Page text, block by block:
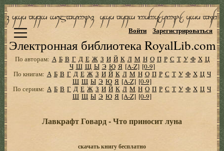
Электронная библиотека RoyalLib.com
Войти Зарегистрироваться
По авторам: А Б В Г Д Е Ж З И Й К Л М Н О П Р С Т У Ф Х Ц
Ч Ш Щ Ы Э Ю Я [A-Z] [0-9]
По книгам: А Б В Г Д Е Ж З И Й К Л М Н О П Р С Т У Ф Х Ц Ч
Ш Щ Ы Э Ю Я [A-Z] [0-9]
По сериям: А Б В Г Д Е Ж З И Й К Л М Н О П Р С Т У Ф Х Ц Ч
Ш Щ Ы Э Ю Я [A-Z] [0-9]
Лавкрафт Говард - Что приносит луна
скачать книгу бесплатно